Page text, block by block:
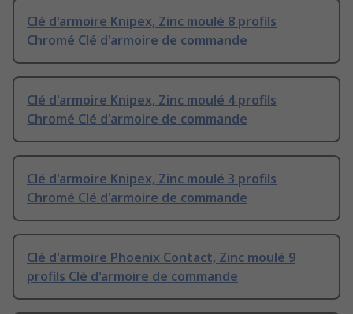
Clé d'armoire Knipex, Zinc moulé 8 profils
Chromé Clé d'armoire de commande
Clé d'armoire Knipex, Zinc moulé 4 profils
Chromé Clé d'armoire de commande
Clé d'armoire Knipex, Zinc moulé 3 profils
Chromé Clé d'armoire de commande
Clé d'armoire Phoenix Contact, Zinc moulé 9
profils Clé d'armoire de commande